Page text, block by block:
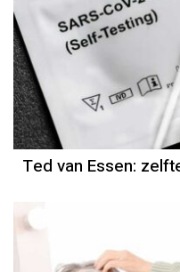
Ted van
Ted van Essen: